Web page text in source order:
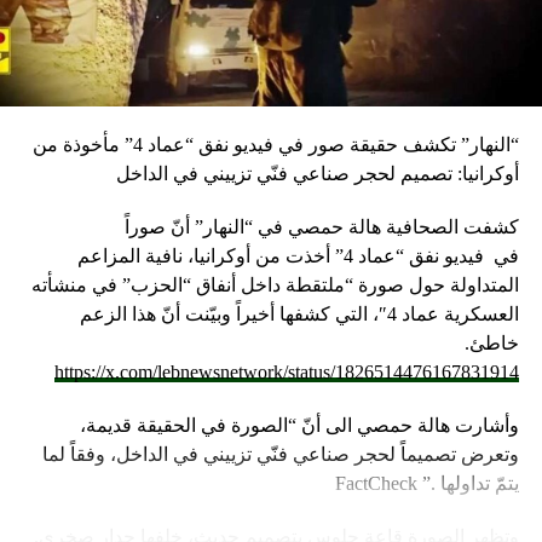
“النهار” تكشف حقيقة صور في فيديو نفق “عماد 4” مأخوذة من
أوكرانيا: تصميم لحجر صناعي فنّي تزييني في الداخل
كشفت الصحافية هالة حمصي في “النهار” أنّ صوراً
في فيديو
نفق “عماد 4” أخذت من أوكرانيا، نافية المزاعم
المتداولة حول صورة “ملتقطة داخل أنفاق “الحزب” في منشأته
العسكرية عماد 4″، التي كشفها أخيراً وبيّنت أنّ هذا الزعم
خاطئ.
https://x.com/lebnewsnetwork/status/1826514476167831914
وأشارت هالة حمصي الى أنّ “الصورة في الحقيقة قديمة،
وتعرض تصميماً لحجر صناعي فنّي تزييني في الداخل، وفقاً لما
يتمّ تداولها .” FactCheck